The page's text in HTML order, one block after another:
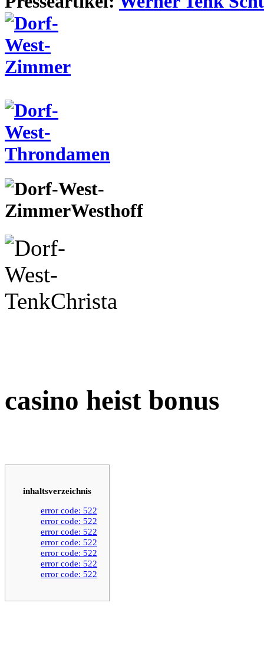
casino heist bonus
inhaltsverzeichnis
error code: 522
error code: 522
error code: 522
error code: 522
error code: 522
error code: 522
error code: 522